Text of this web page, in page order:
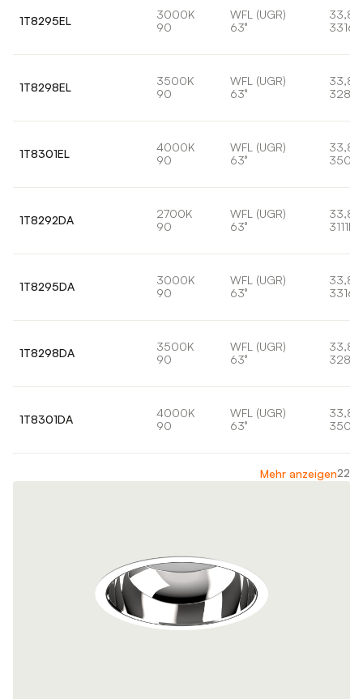
1T8295EL
3000K
90
WFL (UGR)
63°
1T8298EL
3500K
90
WFL (UGR)
63°
1T8301EL
4000K
90
WFL (UGR)
63°
1T8292DA
2700K
90
WFL (UGR)
63°
3111lm
1T8295DA
3000K
90
WFL (UGR)
63°
1T8298DA
3500K
90
WFL (UGR)
63°
1T8301DA
4000K
90
WFL (UGR)
63°
Mehr anzeigen22